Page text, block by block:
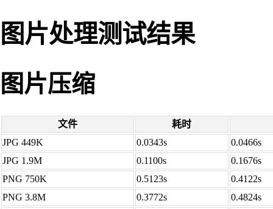
图片处理测试结果
图片压缩
文件
耗时
JPG 449K
0.0343s
0.0466s
JPG 1.9M
0.1100s
0.1676s
PNG 750K
0.5123s
0.4122s
PNG 3.8M
0.3772s
0.4824s